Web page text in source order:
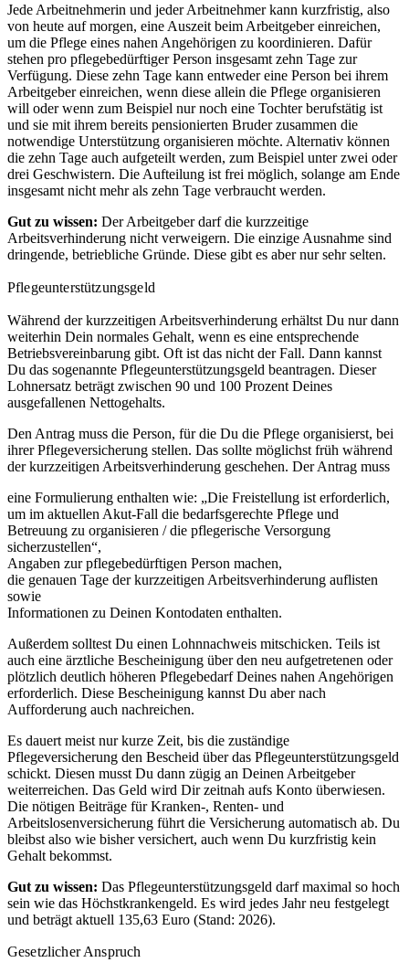
Jede Arbeitnehmerin und jeder Arbeitnehmer kann kurzfristig, also
von heute auf morgen, eine Auszeit beim Arbeitgeber einreichen,
um die Pflege eines nahen Angehörigen zu koordinieren. Dafür
stehen pro pflegebedürftiger Person insgesamt zehn Tage zur
Verfügung. Diese zehn Tage kann entweder eine Person bei ihrem
Arbeitgeber einreichen, wenn diese allein die Pflege organisieren
will oder wenn zum Beispiel nur noch eine Tochter berufstätig ist
und sie mit ihrem bereits pensionierten Bruder zusammen die
notwendige Unterstützung organisieren möchte. Alternativ können
die zehn Tage auch aufgeteilt werden, zum Beispiel unter zwei oder
drei Geschwistern. Die Aufteilung ist frei möglich, solange am Ende
insgesamt nicht mehr als zehn Tage verbraucht werden.
Gut zu wissen: Der Arbeitgeber darf die kurzzeitige
Arbeitsverhinderung nicht verweigern. Die einzige Ausnahme sind
dringende, betriebliche Gründe. Diese gibt es aber nur sehr selten.
Pflegeunterstützungsgeld
Während der kurzzeitigen Arbeitsverhinderung erhältst Du nur dann
weiterhin Dein normales Gehalt, wenn es eine entsprechende
Betriebsvereinbarung gibt. Oft ist das nicht der Fall. Dann kannst
Du das sogenannte Pflegeunterstützungsgeld beantragen. Dieser
Lohnersatz beträgt zwischen 90 und 100 Prozent Deines
ausgefallenen Nettogehalts.
Den Antrag muss die Person, für die Du die Pflege organisierst, bei
ihrer Pflegeversicherung stellen. Das sollte möglichst früh während
der kurzzeitigen Arbeitsverhinderung geschehen. Der Antrag muss
eine Formulierung enthalten wie: „Die Freistellung ist erforderlich,
um im aktuellen Akut-Fall die bedarfsgerechte Pflege und
Betreuung zu organisieren / die pflegerische Versorgung
sicherzustellen“,
Angaben zur pflegebedürftigen Person machen,
die genauen Tage der kurzzeitigen Arbeitsverhinderung auflisten
sowie
Informationen zu Deinen Kontodaten enthalten.
Außerdem solltest Du einen Lohnnachweis mitschicken. Teils ist
auch eine ärztliche Bescheinigung über den neu aufgetretenen oder
plötzlich deutlich höheren Pflegebedarf Deines nahen Angehörigen
erforderlich. Diese Bescheinigung kannst Du aber nach
Aufforderung auch nachreichen.
Es dauert meist nur kurze Zeit, bis die zuständige
Pflegeversicherung den Bescheid über das Pflegeunterstützungsgeld
schickt. Diesen musst Du dann zügig an Deinen Arbeitgeber
weiterreichen. Das Geld wird Dir zeitnah aufs Konto überwiesen.
Die nötigen Beiträge für Kranken-, Renten- und
Arbeitslosenversicherung führt die Versicherung automatisch ab. Du
bleibst also wie bisher versichert, auch wenn Du kurzfristig kein
Gehalt bekommst.
Gut zu wissen: Das Pflegeunterstützungsgeld darf maximal so hoch
sein wie das Höchstkrankengeld. Es wird jedes Jahr neu festgelegt
und beträgt aktuell 135,63 Euro (Stand: 2026).
Gesetzlicher Anspruch